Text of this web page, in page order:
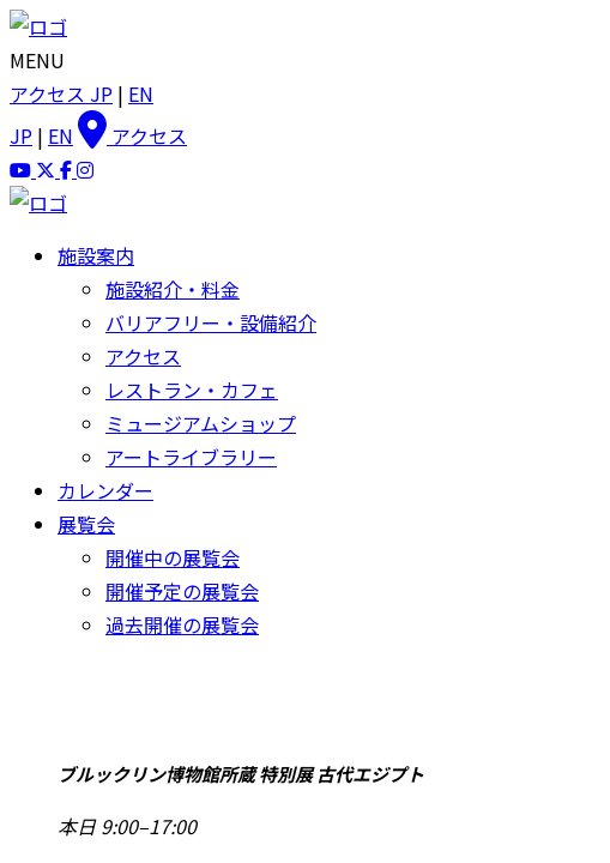
MENU
アクセス JP | EN
JP | EN アクセス
施設案内
施設紹介・料金
バリアフリー・設備紹介
アクセス
レストラン・カフェ
ミュージアムショップ
アートライブラリー
カレンダー
展覧会
開催中の展覧会
開催予定の展覧会
過去開催の展覧会
ブルックリン博物館所蔵 特別展 古代エジプト
本日 9:00–17:00